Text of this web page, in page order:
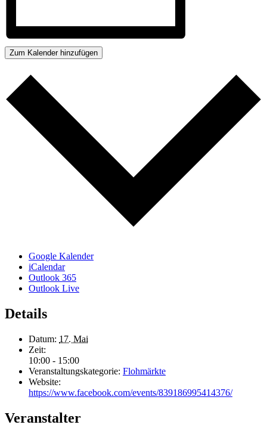
Zum Kalender hinzufügen
Google Kalender
iCalendar
Outlook 365
Outlook Live
Details
Datum: 17. Mai
Zeit:
10:00 - 15:00
Veranstaltungskategorie: Flohmärkte
Website:
https://www.facebook.com/events/839186995414376/
Veranstalter